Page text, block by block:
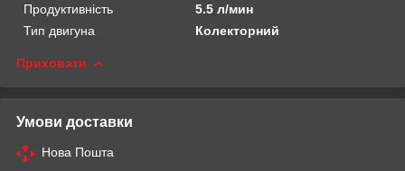
Продуктивність
5.5 л/мин
Тип двигуна
Колекторний
Приховати
Умови доставки
Нова Пошта